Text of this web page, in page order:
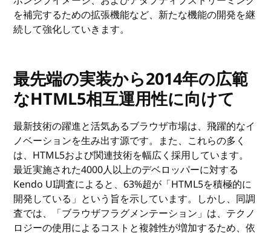
を補完するための拡張機能など、新たな機能の開発を継
続して強化していきます。
最先端の実装から2014年の広範
なHTML5相互運用性に向けて
最新技術の躍進と活気あるブラウザ市場は、飛躍的なイ
ノベーションを生み出す源です。また、これらの多く
は、HTML5および関連技術を幅広く採用しています。
最近実施された4000人以上のデベロッパーに対する
Kendo UI調査によると、63%超が「HTML5を積極的に
開発している」という旨を示しています。しかし、同調
査では、「ブラウザフラグメンテーション」は、テクノ
ロジーの使用によるコストと複雑性が増加するため、依